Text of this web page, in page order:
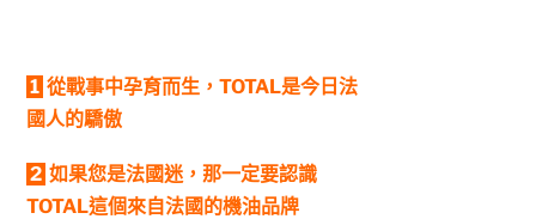
1 從戰事中孕育而生，TOTAL是今日法
國人的驕傲
2 如果您是法國迷 ，那一定要認識
TOTAL這個來自法國的機油品牌